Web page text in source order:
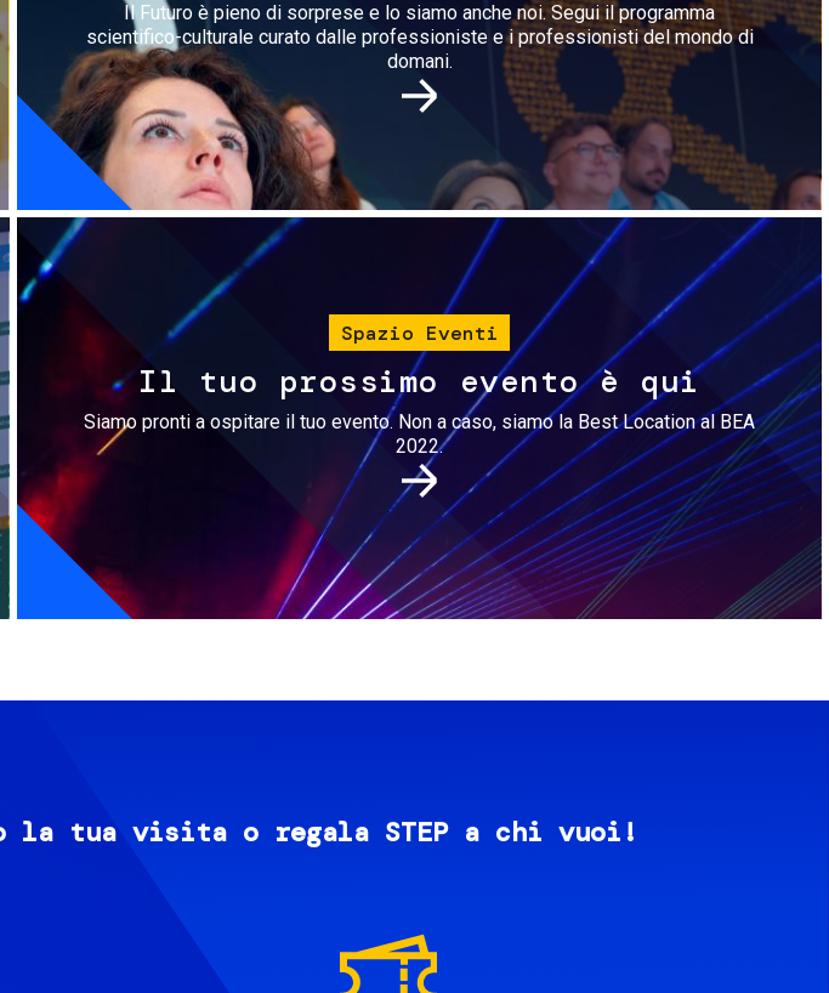
Il Futuro è pieno di sorprese e lo siamo anche noi. Segui il programma
scientifico-culturale curato dalle professioniste e i professionisti del mondo di
domani.
Immagine
Spazio Eventi
Il tuo prossimo evento è qui
Siamo pronti a ospitare il tuo evento. Non a caso, siamo la Best Location al BEA
2022.
tua visita o regala STEP a chi vuoi!